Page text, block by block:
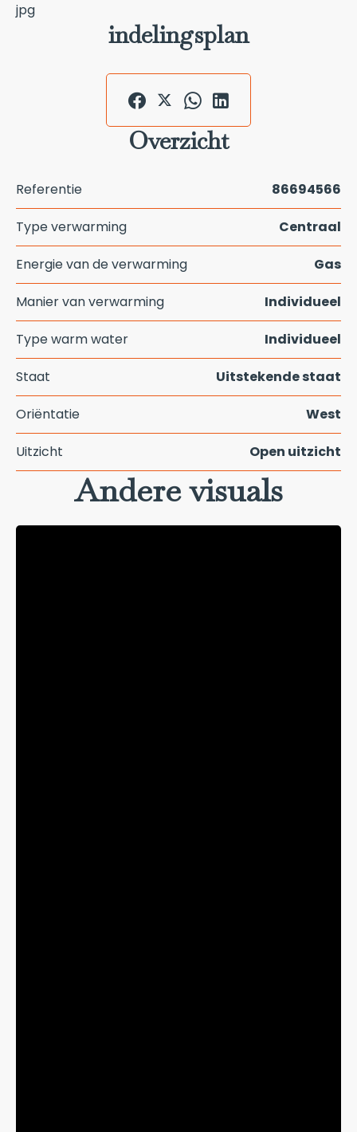
jpg
indelingsplan
Overzicht
Referentie 86694566
Type verwarming Centraal
Energie van de verwarming Gas
Manier van verwarming Individueel
Type warm water Individueel
Staat Uitstekende staat
Oriëntatie West
Uitzicht Open uitzicht
Andere visuals